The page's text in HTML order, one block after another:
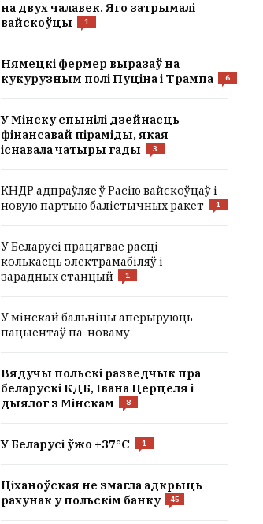
на двух чалавек. Яго затрымалі
вайскоўцы
1
Нямецкі фермер выразаў на
кукурузным полі Пуціна і Трампа
6
У Мінску спынілі дзейнасць
фінансавай піраміды, якая
існавала чатыры гады
3
КНДР адпраўляе ў Расію вайскоўцаў і
новую партыю балістычных ракет
1
У Беларусі працягвае расці
колькасць электрамабіляў і
зарадных станцый
1
У мінскай бальніцы аперыруюць
пацыентаў па-новаму
Вядучы польскі разведчык пра
беларускі КДБ, Івана Церцеля і
дыялог з Мінскам
8
У Беларусі ўжо +37°C 1
Ціханоўская не змагла адкрыць
рахунак у польскім банку
45